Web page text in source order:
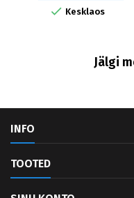
 Kesklaos
Jälgi
INFO
TOOTED